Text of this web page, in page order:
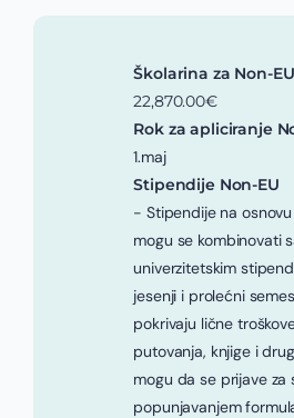
Školarina za Non-
22,870.00€
Rok za apliciranje
1.maj
Stipendije Non-EU
- Stipendije na
mogu se kombinovati
univerzitetskim
jesenji i prolećni
pokrivaju lične
putovanja, knjige i
mogu da se prijave za
popunjavanjem